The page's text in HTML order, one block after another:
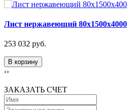
Лист нержавеющий
253 032 руб.
В корзину
‹›
ЗАКАЗАТЬ СЧЕТ